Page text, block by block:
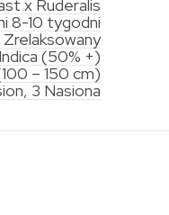
x Ruderalis
8-10 tygodni
Zrelaksowany
(50% +)
– 150 cm)
3 Nasiona